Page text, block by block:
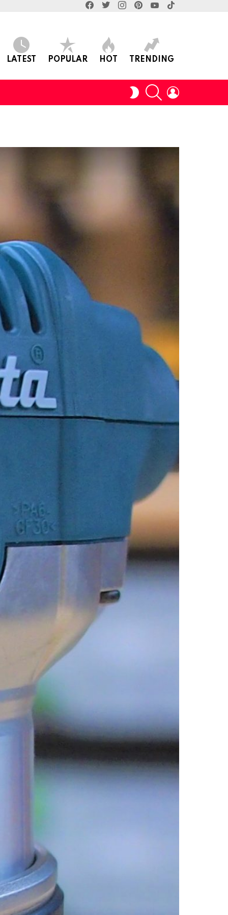
LATEST POPULAR HOT TRENDING
SWITCH
SKIN